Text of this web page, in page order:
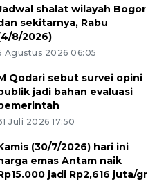
shalat wilayah Bogor
sekitarnya, Rabu
8/2026)
Agustus 2026 06:05
Qodari sebut survei opini
jadi bahan evaluasi
Juli 2026 17:50
(30/7/2026) hari ini
emas Antam naik
jadi Rp2,616 juta/gr